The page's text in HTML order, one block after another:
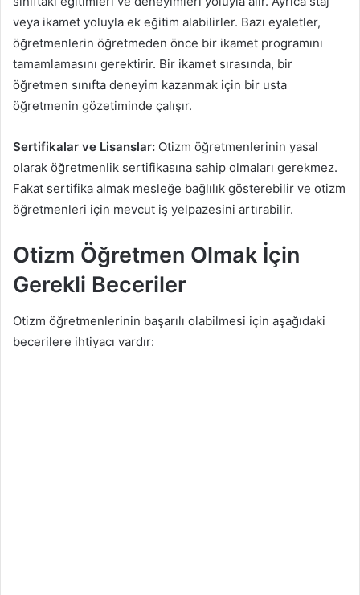
veya ikamet yoluyla ek eğitim alabilirler. Bazı eyaletler,
öğretmenlerin öğretmeden önce bir ikamet programını
tamamlamasını gerektirir. Bir ikamet sırasında, bir
öğretmen sınıfta deneyim kazanmak için bir usta
öğretmenin gözetiminde çalışır.
Sertifikalar ve Lisanslar: Otizm öğretmenlerinin yasal
olarak öğretmenlik sertifikasına sahip olmaları gerekmez.
Fakat sertifika almak mesleğe bağlılık gösterebilir ve otizm
öğretmenleri için mevcut iş yelpazesini artırabilir.
Otizm Öğretmen Olmak İçin
Gerekli Beceriler
Otizm öğretmenlerinin başarılı olabilmesi için aşağıdaki
becerilere ihtiyacı vardır: